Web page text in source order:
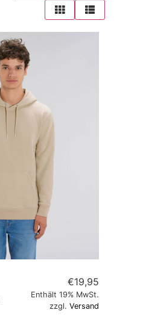
€19,95
Enthält 19% MwSt.
zzgl.Versand